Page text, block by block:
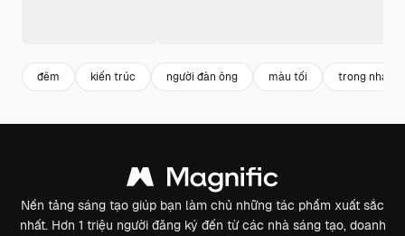
đêm kiến trúc người đàn ông màu tối trong nhà
Nền tảng sáng tạo giúp bạn làm chủ những tác phẩm xuất sắc
nhất. Hơn 1 triệu người đăng ký đến từ các nhà sáng tạo, doanh